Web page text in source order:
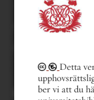
Detta
ber vi att du
gå bakåt en del
gå till nästa del
gå till sida . . .
Du kan